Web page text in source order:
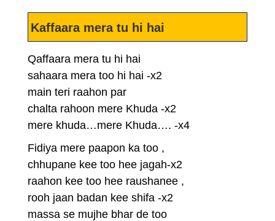
Kaffaara mera tu hi hai
Qaffaara mera tu hi hai
sahaara mera too hi hai -x2
main teri raahon par
chalta rahoon mere Khuda -x2
mere khuda…mere Khuda…. -x4
Fidiya mere paapon ka too ,
chhupane kee too hee jagah-x2
raahon kee too hee raushanee ,
rooh jaan badan kee shifa -x2
massa se mujhe bhar de too